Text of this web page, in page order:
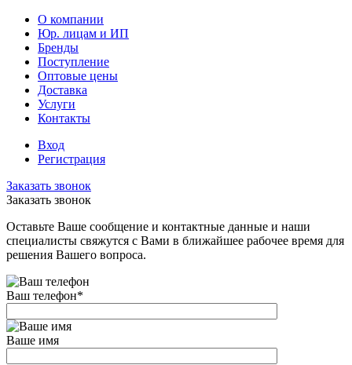
О компании
Юр. лицам и ИП
Бренды
Поступление
Оптовые цены
Доставка
Услуги
Контакты
Вход
Регистрация
Заказать звонок
Заказать звонок
Оставьте Ваше сообщение и контактные данные и наши
специалисты свяжутся с Вами в ближайшее рабочее время для
решения Вашего вопроса.
Ваш телефон*
Ваше имя